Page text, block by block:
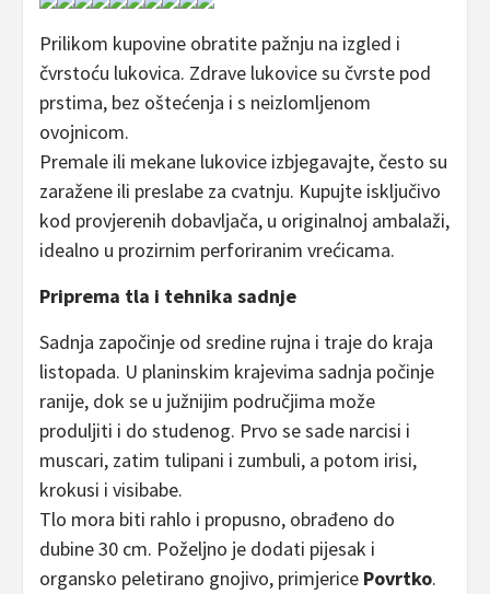
Prilikom kupovine obratite pažnju na izgled i
čvrstoću lukovica. Zdrave lukovice su čvrste pod
prstima, bez oštećenja i s neizlomljenom
ovojnicom.
Premale ili mekane lukovice izbjegavajte, često su
zaražene ili preslabe za cvatnju. Kupujte isključivo
kod provjerenih dobavljača, u originalnoj ambalaži,
idealno u prozirnim perforiranim vrećicama.
Priprema tla i tehnika sadnje
Sadnja započinje od sredine rujna i traje do kraja
listopada. U planinskim krajevima sadnja počinje
ranije, dok se u južnijim područjima može
produljiti i do studenog. Prvo se sade narcisi i
muscari, zatim tulipani i zumbuli, a potom irisi,
krokusi i visibabe.
Tlo mora biti rahlo i propusno, obrađeno do
dubine 30 cm. Poželjno je dodati pijesak i
organsko peletirano gnojivo, primjerice Povrtko.